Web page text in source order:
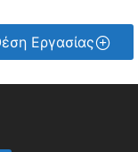
Εργασίας